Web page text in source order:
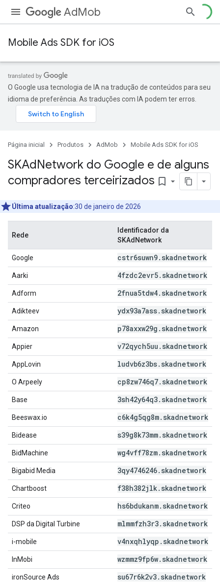
AdMob
Mobile Ads SDK for iOS
O Google usa tecnologia de IA na tradução de conteúdos para seu
idioma de preferência. As traduções com IA podem ter erros.
Página inicial Produtos AdMob Mobile Ads SDK for iOS
SKAdNetwork do Google e de alguns
compradores terceirizados bookmark_border
Última atualização:30 de janeiro de 2026
Rede
Identificador da
SKAdNetwork
Google cstr6suwn9. skadnetwork
Aarki 4fzdc2evr5. skadnetwork
Adform 2fnua5tdw4. skadnetwork
Adikteev ydx93a7ass. skadnetwork
Amazon p78axxw29g . skadnetwork
Appier v72qych5uu . skadnetwork
AppLovin ludvb6z3bs. skadnetwork
O Arpeely cp8zw746q7. skadnetwork
Base 3sh42y64q3. skadnetwork
Beeswax.io c6k4g5qg8m. skadnetwork
Bidease s39g8k73mm. skadnetwork
BidMachine wg4vff78zm. skadnetwork
Bigabid Media 3qy4746246. skadnetwork
Chartboost f38h382jlk. skadnetwork
Criteo hs6bdukanm. skadnetwork
DSP da Digital Turbine mlmmfzh3r3. skadnetwork
i-mobile v4nxqhlyqp . skadnetwork
InMobi wzmmz9fp6w. skadnetwork
ironSource Ads su67r6k2v3. skadnetwork